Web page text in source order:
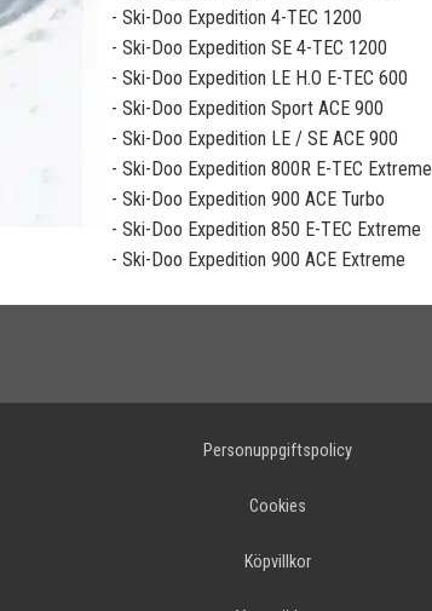
- Ski-Doo Expedition 4-TEC 1200
- Ski-Doo Expedition SE 4-TEC 1200
- Ski-Doo Expedition LE H.O E-TEC 600
- Ski-Doo Expedition Sport ACE 900
- Ski-Doo Expedition LE / SE ACE 900
- Ski-Doo Expedition 800R E-TEC Extreme
- Ski-Doo Expedition 900 ACE Turbo
- Ski-Doo Expedition 850 E-TEC Extreme
- Ski-Doo Expedition 900 ACE Extreme
Personuppgiftspolicy
Cookies
Köpvillkor